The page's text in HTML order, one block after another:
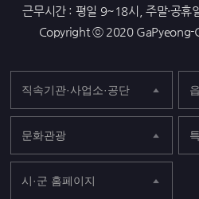
근무시간 : 평일 9~18시, 주말·공휴
Copyright ⓒ 2020 GaPyeong-
직속기관·사업소·공단
문화관광
시·군 홈페이지